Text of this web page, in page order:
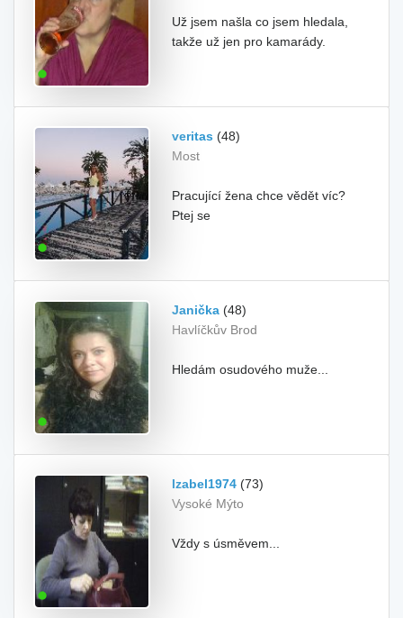
Už jsem našla co jsem hledala,
takže už jen pro kamarády.
veritas (48)
Most
Pracující žena chce vědět víc?
Ptej se
Janička (48)
Havlíčkův Brod
Hledám osudového muže...
Izabel1974 (73)
Vysoké Mýto
Vždy s úsměvem...